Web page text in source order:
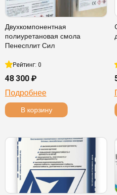
Двухкомпонентная
полиуретановая смола
Пенесплит Сил
Рейтинг: 0
48 300 ₽
Подробнее
В корзину